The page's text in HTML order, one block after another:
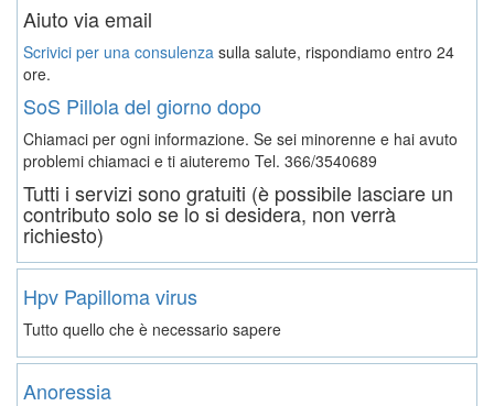
Aiuto via email
Scrivici per una consulenza sulla salute, rispondiamo entro 24
ore.
SoS Pillola del giorno dopo
Chiamaci per ogni informazione. Se sei minorenne e hai avuto
problemi chiamaci e ti aiuteremo Tel. 366/3540689
Tutti i servizi sono gratuiti (è possibile lasciare un
contributo solo se lo si desidera, non verrà
richiesto)
Hpv Papilloma virus
Tutto quello che è necessario sapere
Anoressia